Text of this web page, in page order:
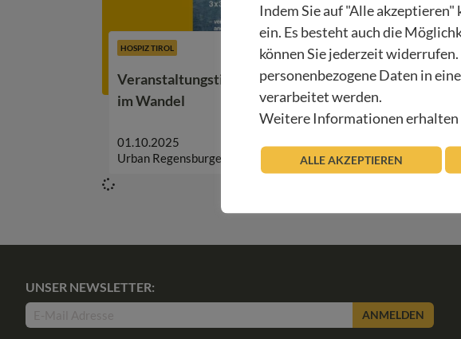
HOSPIZ TIROL
Veranstaltungstipp: Suttnertage 2025 –
im Wandel
01.10.2025
Urban Regensburger
Beitrag
UNSER NEWSLETTER:
ANMELDEN
Indem Sie auf "Alle
ein. Es besteht auch die
können Sie jederzeit
personenbezogene Daten in
verarbeitet werden.
Weitere Informationen erhalten
ALLE AKZEPTIEREN